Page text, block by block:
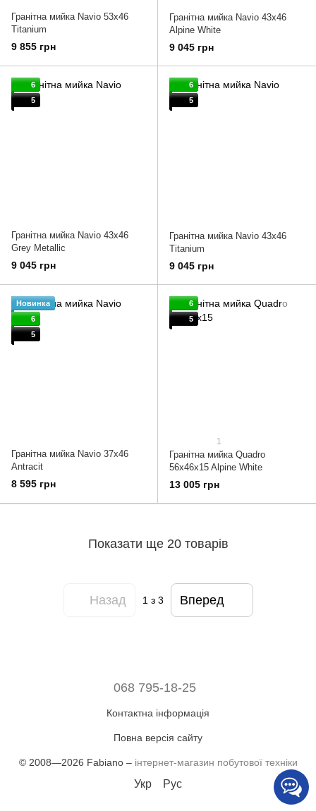
Гранітна мийка Navio 53x46
Titanium
9 855 грн
Гранітна мийка Navio 43x46
Alpine White
9 045 грн
6
5
Гранітна мийка Navio 43x46
Grey Metallic
9 045 грн
6
5
Гранітна мийка Navio 43x46
Titanium
9 045 грн
Новинка
6
5
Гранітна мийка Navio 37x46
Antracit
8 595 грн
6
5
1
Гранітна мийка Quadro
56x46x15 Alpine White
13 005 грн
Показати ще 20 товарів
Назад 1з 3 Вперед
068 795-18-25
Контактна інформація
Повна версія сайту
© 2008—2026 Fabiano – інтернет-магазин побутової техніки
Укр Рус